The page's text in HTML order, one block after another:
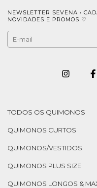
NEWSLETTER SEVENA •
NOVIDADES E PROMOS ♡
TODOS OS QUIMONOS
QUIMONOS CURTOS
QUIMONOS/VESTIDOS
QUIMONOS PLUS SIZE
QUIMONOS LONGOS &